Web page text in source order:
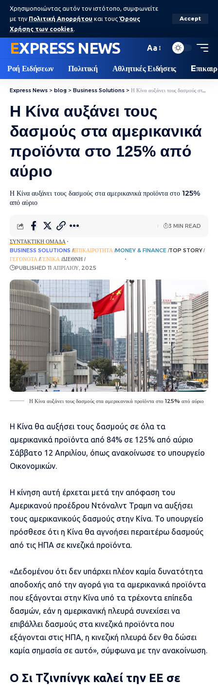
Χρησιμοποιώντας αυτόν τον ιστότοπο, συμφωνείτε
με την Πολιτική Απορρήτου και τους Όρους
Χρήσης των cookies.
Accept
EXPRESS NEWS Aa
Ροή Ειδήσεων Πολιτική Αθλητικές Ειδήσεις
Express News > blog > Business Solutions > Η Κίνα αυξάνει τους δασμούς στα αμερικανικά προϊόντα στο 125% από αύριο
Η Κίνα αυξάνει τους
δασμούς στα αμερικανικά
προϊόντα στο 125% από
αύριο
Η Κίνα αυξάνει τους δασμούς στα αμερικανικά προϊόντα στο 125%
από αύριο
ΣΥΝΤΑΚΤΙΚΉ ΟΜΆΔΑ
BUSINESS SOLUTIONS EΠΙΚΑΙΡΌΤΗΤΑ MONEY & FINANCE TOP STORY
ΓΕΓΟΝΌΤΑ ΓΕΝΙΚΆ ΔΙΕΘΝΉ ΡΟΉ ΕΙΔΉΣΕΩΝ
PUBLISHED 11 ΑΠΡΙΛΊΟΥ, 2025
3 MIN READ
Η Κίνα αυξάνει τους δασμούς στα αμερικανικά προϊόντα στο 125% από αύριο
Η Κίνα θα αυξήσει τους δασμούς σε όλα τα
αμερικανικά προϊόντα από 84% σε 125% από αύριο
Σάββατο 12 Απριλίου, όπως ανακοίνωσε το υπουργείο
Οικονομικών.
Η κίνηση αυτή έρχεται μετά την απόφαση του
Αμερικανού προέδρου Ντόναλντ Τραμπ να αυξήσει
τους αμερικανικούς δασμούς στην Κίνα. Το υπουργείο
πρόσθεσε ότι η Κίνα θα αγνοήσει περαιτέρω δασμούς
από τις ΗΠΑ σε κινεζικά προϊόντα.
«Δεδομένου ότι δεν υπάρχει πλέον καμία δυνατότητα
αποδοχής από την αγορά για τα αμερικανικά προϊόντα
που εξάγονται στην Κίνα υπό τα τρέχοντα επίπεδα
δασμών, εάν η αμερικανική πλευρά συνεχίσει να
επιβάλλει δασμούς στα κινεζικά προϊόντα που
εξάγονται στις ΗΠΑ, η κινεζική πλευρά δεν θα δώσει
καμία σημασία σε αυτό», σύμφωνα με την ανακοίνωση.
Ο Σι Τζινπίνγκ καλεί την ΕΕ σε